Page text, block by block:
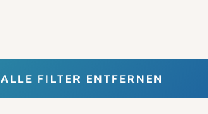
ALLE FILTER ENTFERNEN